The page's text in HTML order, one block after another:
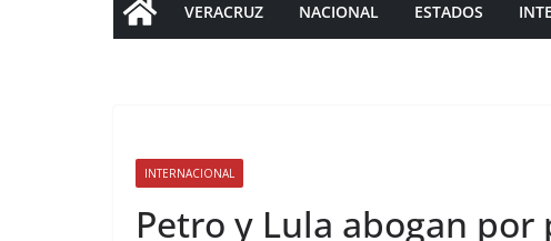
VERACRUZ NACIONAL ESTADOS
INTERNACIONAL
Petro y Lula abogan por